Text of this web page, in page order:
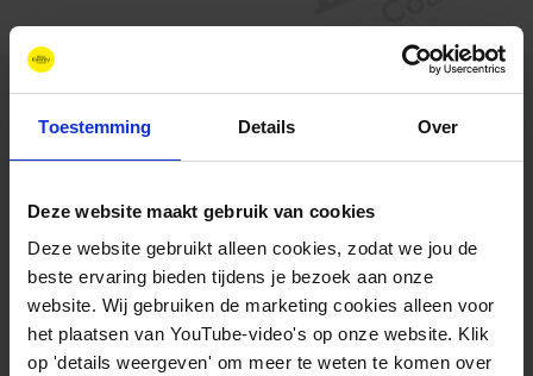
Toestemming Details Over
Deze website maakt gebruik van cookies
Deze website gebruikt alleen cookies, zodat we jou de
beste ervaring bieden tijdens je bezoek aan onze
website. Wij gebruiken de marketing cookies alleen voor
het plaatsen van YouTube-video's op onze website. Klik
op 'details weergeven' om meer te weten te komen over
Contact
+31 88 11 66 800
info@newenergycoalition.org